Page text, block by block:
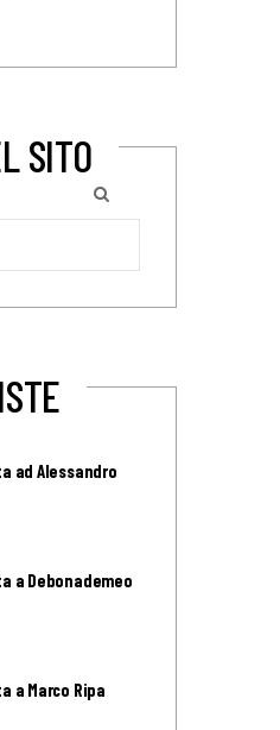
SITO
ad Alessandro
a Debonademeo
a Marco Ripa